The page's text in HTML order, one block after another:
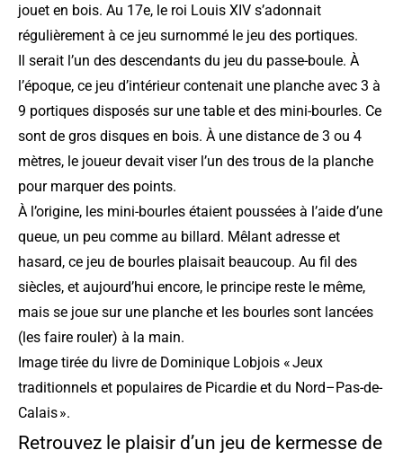
jouet en bois. Au 17e, le roi Louis XIV s’adonnait
régulièrement à ce jeu surnommé le jeu des portiques.
Il serait l’un des descendants du jeu du passe-boule. À
l’époque, ce jeu d’intérieur contenait une planche avec 3 à
9 portiques disposés sur une table et des mini-bourles. Ce
sont de gros disques en bois. À une distance de 3 ou 4
mètres, le joueur devait viser l’un des trous de la planche
pour marquer des points.
À l’origine, les mini-bourles étaient poussées à l’aide d’une
queue, un peu comme au billard. Mêlant adresse et
hasard, ce jeu de bourles plaisait beaucoup. Au fil des
siècles, et aujourd’hui encore, le principe reste le même,
mais se joue sur une planche et les bourles sont lancées
(les faire rouler) à la main.
Image tirée du livre de Dominique Lobjois « Jeux
traditionnels et populaires de Picardie et du Nord–Pas-de-
Calais ».
Retrouvez le plaisir d’un jeu de kermesse de